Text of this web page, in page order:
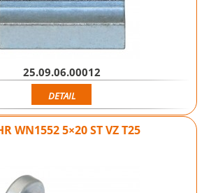
25.09.06.00012
DETAIL
WN1552 5×20 ST VZ T25